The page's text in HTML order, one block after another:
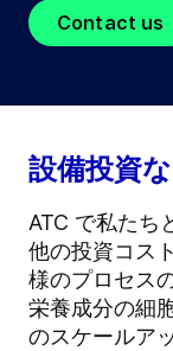
Contact us
設備投資
ATC で私たち
他の投資コス
様のプロセス
栄養成分の細
のスケールア